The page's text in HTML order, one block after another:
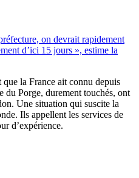
on devrait rapidement
d’ici 15 jours », estime la
la France ait connu depuis
du Porge, durement touchés, ont
Une situation qui suscite la
Ils appellent les services de
d’expérience.